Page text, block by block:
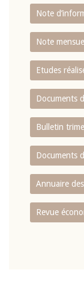
Note
Note
Etudes
Documents
Bulletin
Documents
Annuaire
Revue